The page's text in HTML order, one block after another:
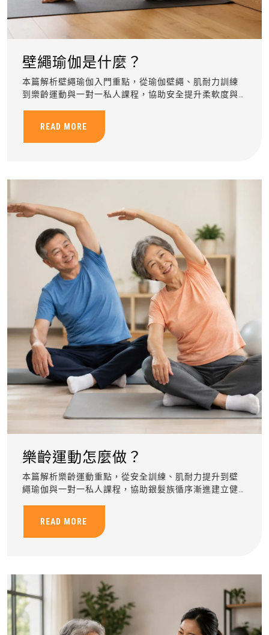
樂齡運動怎麼做？
本篇解析樂齡運動重點，從安全訓練、肌耐力提升到壁
繩瑜伽與一對一私人課程，協助銀髮族循序漸進建立健
READ MORE
壁繩瑜伽是什麼？
本篇解析壁繩瑜伽入門重點，從瑜伽壁繩、肌耐力訓練
到樂齡運動與一對一私人課程，協助安全提升柔軟度與
READ MORE